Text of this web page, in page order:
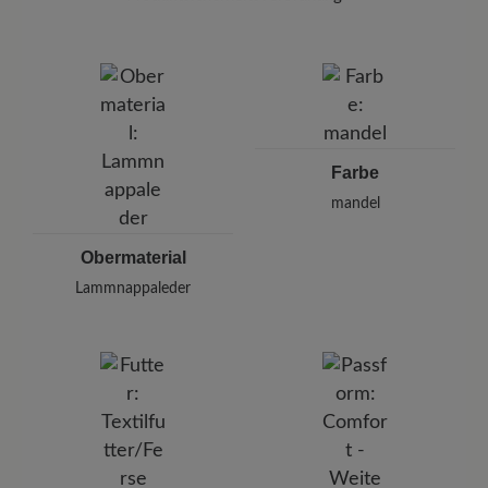
Pleidelsheimer Str. 15/1, 74321 Bietigheim-Bissingen,
E-mail:
kundenbetreuung@baer-schuhe.de
Obermaterial
Lammnappaleder
Farbe
mandel